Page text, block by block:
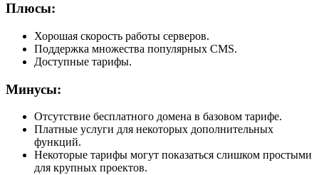
Плюсы:
Хорошая скорость работы серверов.
Поддержка множества популярных CMS.
Доступные тарифы.
Минусы:
Отсутствие бесплатного домена в базовом тарифе.
Платные услуги для некоторых дополнительных
функций.
Некоторые тарифы могут показаться слишком простыми
для крупных проектов.